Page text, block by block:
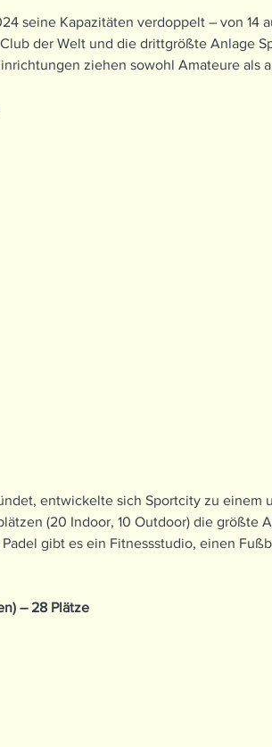
seine Kapazitäten verdoppelt – von 14
der Welt und die drittgrößte Anlage
ziehen sowohl Amateure als
entwickelte sich Sportcity zu einem
(20 Indoor, 10 Outdoor) die größte
gibt es ein Fitnessstudio, einen
– 28 Plätze